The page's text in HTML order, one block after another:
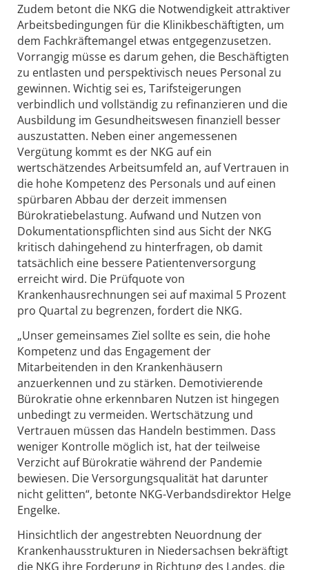
Zudem betont die NKG die Notwendigkeit attraktiver
Arbeitsbedingungen für die Klinikbeschäftigten, um
dem Fachkräftemangel etwas entgegenzusetzen.
Vorrangig müsse es darum gehen, die Beschäftigten
zu entlasten und perspektivisch neues Personal zu
gewinnen. Wichtig sei es, Tarifsteigerungen
verbindlich und vollständig zu refinanzieren und die
Ausbildung im Gesundheitswesen finanziell besser
auszustatten. Neben einer angemessenen
Vergütung kommt es der NKG auf ein
wertschätzendes Arbeitsumfeld an, auf Vertrauen in
die hohe Kompetenz des Personals und auf einen
spürbaren Abbau der derzeit immensen
Bürokratiebelastung. Aufwand und Nutzen von
Dokumentationspflichten sind aus Sicht der NKG
kritisch dahingehend zu hinterfragen, ob damit
tatsächlich eine bessere Patientenversorgung
erreicht wird. Die Prüfquote von
Krankenhausrechnungen sei auf maximal 5 Prozent
pro Quartal zu begrenzen, fordert die NKG.
„Unser gemeinsames Ziel sollte es sein, die hohe
Kompetenz und das Engagement der
Mitarbeitenden in den Krankenhäusern
anzuerkennen und zu stärken. Demotivierende
Bürokratie ohne erkennbaren Nutzen ist hingegen
unbedingt zu vermeiden. Wertschätzung und
Vertrauen müssen das Handeln bestimmen. Dass
weniger Kontrolle möglich ist, hat der teilweise
Verzicht auf Bürokratie während der Pandemie
bewiesen. Die Versorgungsqualität hat darunter
nicht gelitten“, betonte NKG-Verbandsdirektor Helge
Engelke.
Hinsichtlich der angestrebten Neuordnung der
Krankenhausstrukturen in Niedersachsen bekräftigt
die NKG ihre Forderung in Richtung des Landes, die